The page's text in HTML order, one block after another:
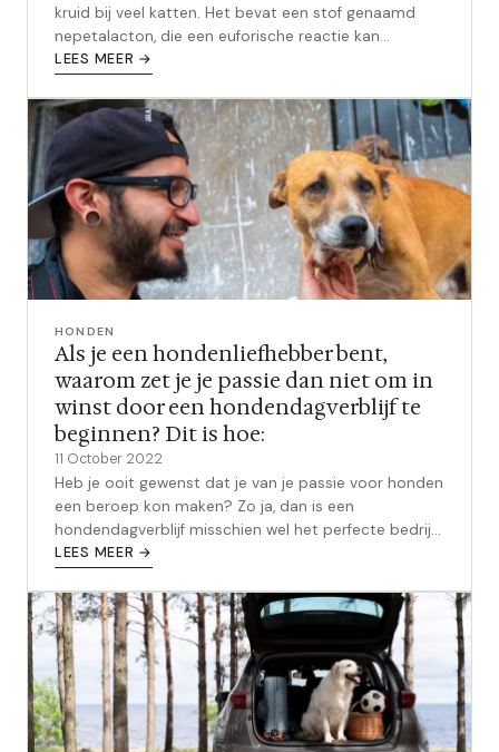
kruid bij veel katten. Het bevat een stof genaamd
nepetalacton, die een euforische reactie kan
opwekken bij katten. Maar is het...
LEES MEER →
HONDEN
Als je een hondenliefhebber bent,
waarom zet je je passie dan niet om in
winst door een hondendagverblijf te
beginnen? Dit is hoe:
11 October 2022
Heb je ooit gewenst dat je van je passie voor honden
een beroep kon maken? Zo ja, dan is een
hondendagverblijf misschien wel het perfecte bedrijf
voor jou! Hier vind je alles wat j...
LEES MEER →